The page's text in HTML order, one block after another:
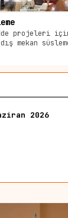
projeleri
mekan
2026